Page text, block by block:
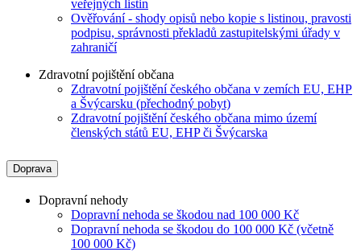
veřejných listin
Ověřování - shody opisů nebo kopie s listinou, pravosti
podpisu, správnosti překladů zastupitelskými úřady v
zahraničí
Zdravotní pojištění občana
Zdravotní pojištění českého občana v zemích EU, EHP
a Švýcarsku (přechodný pobyt)
Zdravotní pojištění českého občana mimo území
členských států EU, EHP či Švýcarska
Doprava
Dopravní nehody
Dopravní nehoda se škodou nad 100 000 Kč
Dopravní nehoda se škodou do 100 000 Kč (včetně
100 000 Kč)